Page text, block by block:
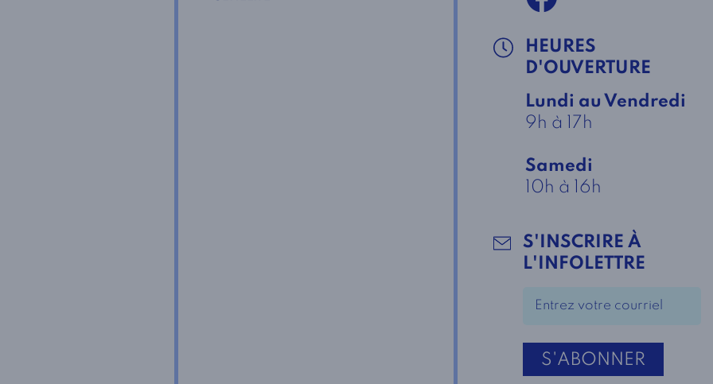
HEURES
D'OUVERTURE
Lundi au Vendredi
9h à 17h
Samedi
10h à 16h
S'INSCRIRE À
L'INFOLETTRE